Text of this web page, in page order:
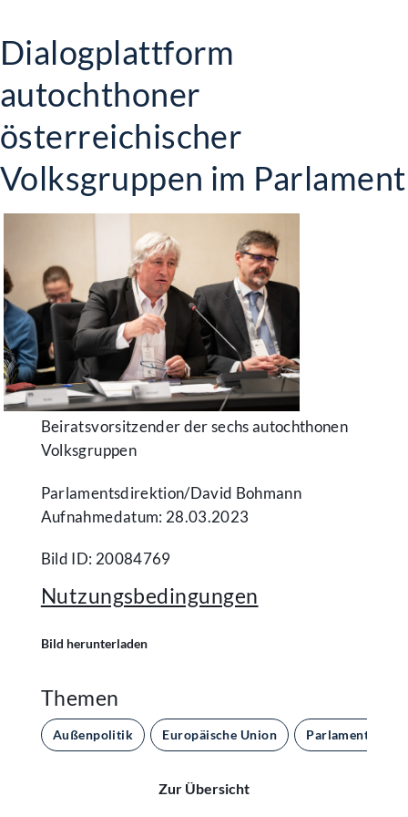
Dialogplattform
autochthoner
österreichischer
Volksgruppen im Parlament
Beiratsvorsitzender der sechs autochthonen
Volksgruppen
Parlamentsdirektion/​David Bohmann
Aufnahmedatum: 28.03.2023
Bild ID: 20084769
Nutzungsbedingungen
Bild herunterladen
Themen
Außenpolitik Europäische Union Parlament und
Zur Übersicht